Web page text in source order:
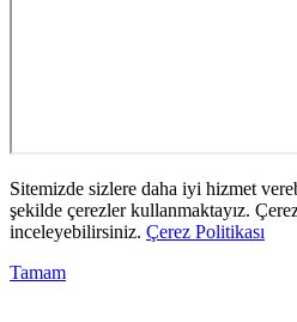
Sitemizde sizlere daha iyi hizmet
şekilde çerezler kullanmaktayız.
inceleyebilirsiniz. Çerez Politikası
Tamam